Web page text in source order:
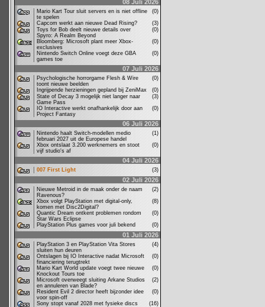
08 Juli 2026
Mario Kart Tour sluit servers en is niet offline
te spelen
(0)
Capcom werkt aan nieuwe Dead Rising?
(3)
Toys for Bob deelt nieuwe details over
Spyro: A Realm Beyond
(0)
Bloomberg: Microsoft plant meer Xbox-
exclusives
(0)
Nintendo Switch Online voegt deze GBA
games toe
(0)
07 Juli 2026
Psychologische horrorgame Flesh & Wire
toont nieuwe beelden
(0)
Ingrijpende herzieningen gepland bij ZeniMax
(0)
State of Decay 3 mogelijk niet langer naar
Game Pass
(3)
IO Interactive werkt onafhankelijk door aan
Project Fantasy
(0)
06 Juli 2026
Nintendo haalt Switch-modellen medio
februari 2027 uit de Europese handel
(1)
Xbox ontslaat 3.200 werknemers en stoot
vijf studio's af
(0)
04 Juli 2026
007 First Light (3)
02 Juli 2026
Nieuwe Metroid in de maak onder de naam
Ravenous?
(2)
Xbox volgt PlayStation met digital-only,
komen met Disc2Digital?
(8)
Quantic Dream ontkent problemen rondom
Star Wars Eclipse
(0)
PlayStation Plus games voor juli bekend
(0)
01 Juli 2026
PlayStation 3 en PlayStation Vita Stores
sluiten hun deuren
(4)
Ontslagen bij IO Interactive nadat Microsoft
financiering terugtrekt
(0)
Mario Kart World update voegt twee nieuwe
Knockout Tours toe
(0)
Microsoft overweegt sluiting Arkane Studios
en annuleren van Blade?
(2)
Resident Evil 2 director heeft bijzonder idee
voor spin-off
(0)
Sony stopt vanaf 2028 met fysieke discs
(16)